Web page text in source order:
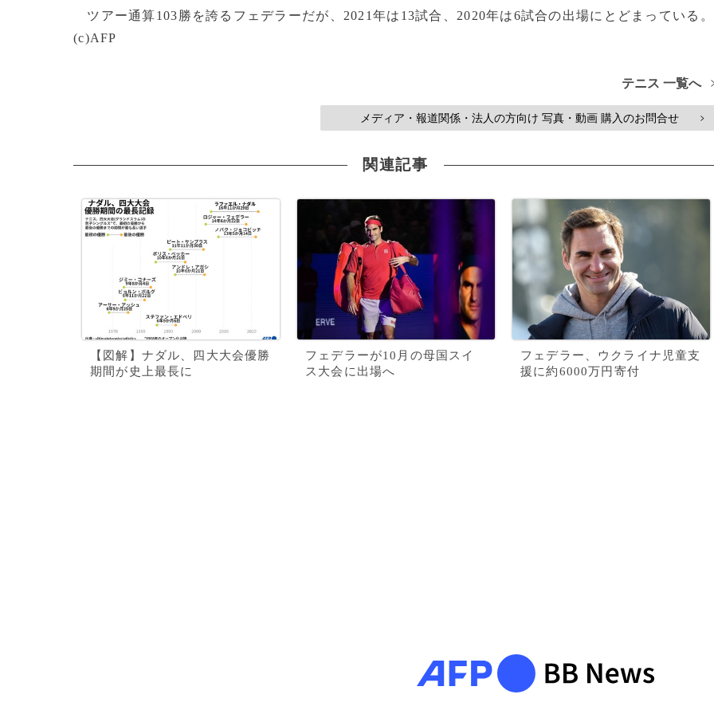
ツアー通算103勝を誇るフェデラーだが、2021年は13試合、2020年は6試合の出場にとどまっている。
(c)AFP
テニス 一覧へ
メディア・報道関係・法人の方向け 写真・動画 購入のお問合せ >
関連記事
【図解】ナダル、四大大会優勝
期間が史上最長に
フェデラーが10月の母国スイ
ス大会に出場へ
フェデラー、ウクライナ児童支
援に約6000万円寄付